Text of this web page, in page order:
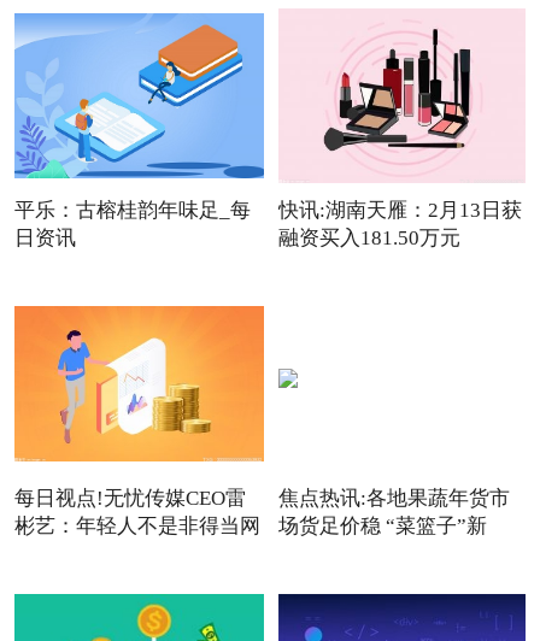
平乐：古榕桂韵年味足_每
日资讯
快讯:湖南天雁：2月13日获
融资买入181.50万元
每日视点!无忧传媒CEO雷
彬艺：年轻人不是非得当网
焦点热讯:各地果蔬年货市
场货足价稳 “菜篮子”新